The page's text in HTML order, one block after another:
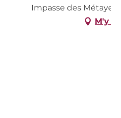
Impasse des
M'y